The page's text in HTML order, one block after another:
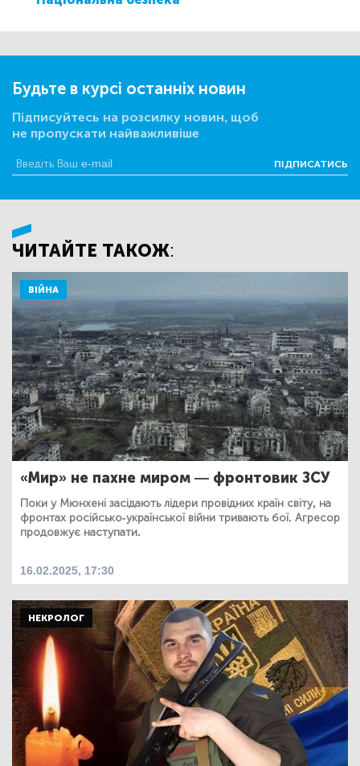
Будьте в курсі останніх новин
Підписуйтесь на розсилку новин, щоб
не пропускати найважливіше
ПІДПИСАТИСЬ
ЧИТАЙТЕ ТАКОЖ:
ВІЙНА
«Мир» не пахне миром — фронтовик ЗСУ
Поки у Мюнхені засідають лідери провідних країн світу, на
фронтах російсько-української війни тривають бої. Агресор
продовжує наступати.
16.02.2025, 17:30
НЕКРОЛОГ